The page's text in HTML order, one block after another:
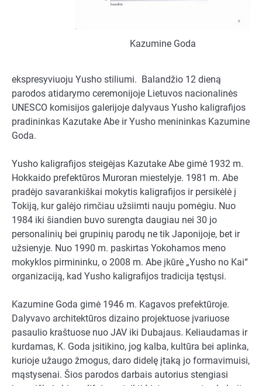
Kazumine Goda
ekspresyviuoju Yusho stiliumi. Balandžio 12 dieną
parodos atidarymo ceremonijoje Lietuvos nacionalinės
UNESCO komisijos galerijoje dalyvaus Yusho kaligrafijos
pradininkas Kazutake Abe ir Yusho menininkas Kazumine
Goda.
Yusho kaligrafijos steigėjas Kazutake Abe gimė 1932 m.
Hokkaido prefektūros Muroran miestelyje. 1981 m. Abe
pradėjo savarankiškai mokytis kaligrafijos ir persikėlė į
Tokiją, kur galėjo rimčiau užsiimti nauju pomėgiu. Nuo
1984 iki šiandien buvo surengta daugiau nei 30 jo
personalinių bei grupinių parodų ne tik Japonijoje, bet ir
užsienyje. Nuo 1990 m. paskirtas Yokohamos meno
mokyklos pirmininku, o 2008 m. Abe įkūrė „Yusho no Kai“
organizaciją, kad Yusho kaligrafijos tradicija tęstųsi.
Kazumine Goda gimė 1946 m. Kagavos prefektūroje.
Dalyvavo architektūros dizaino projektuose įvariuose
pasaulio kraštuose nuo JAV iki Dubajaus. Keliaudamas ir
kurdamas, K. Goda įsitikino, jog kalba, kultūra bei aplinka,
kurioje užaugo žmogus, daro didelę įtaką jo formavimuisi,
mąstysenai. Šios parodos darbais autorius stengiasi